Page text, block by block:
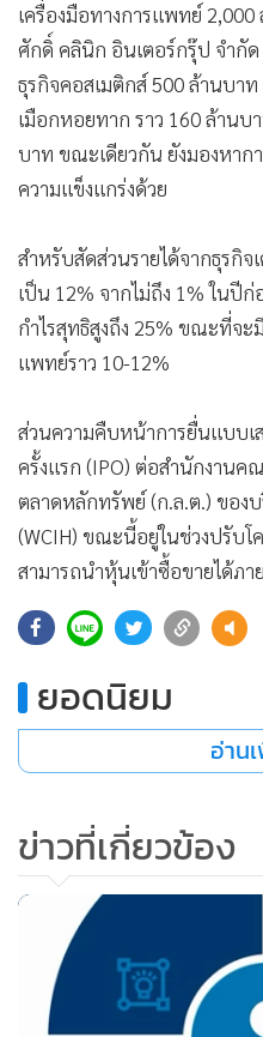
เครื่องมือทางการแพทย์
ศักดิ์ คลินิก อินเตอร์กรุ๊ป จำกัด
ธุรกิจคอสเมติกส์ 500 ล้านบาท
เมือกหอยทาก ราว 160 ล้านบ
บาท ขณะเดียวกัน ยังมองหาก
ความแข็งแกร่งด้วย
สำหรับสัดส่วนรายได้จากธุรกิจ
เป็น 12% จากไม่ถึง 1% ในปี
กำไรสุทธิสูงถึง 25% ขณะที่จะ
แพทย์ราว 10-12%
ส่วนความคืบหน้าการยื่นแบบ
ครั้งแรก (IPO) ต่อสำนักงาน
ตลาดหลักทรัพย์ (ก.ล.ต.) ของ
(WCIH) ขณะนี้อยู่ในช่วงปรับโ
สามารถนำหุ้นเข้าซื้อขายได้ภา
ยอดนิยม
อ่าน
ข่าวที่เกี่ยวข้อง